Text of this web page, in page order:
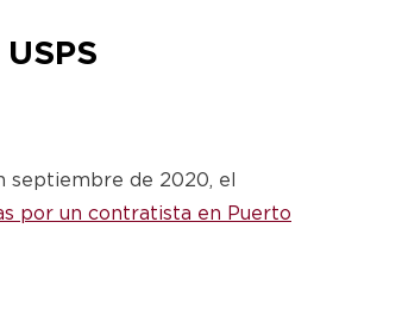
septiembre de 2020, el
por un contratista en Puerto